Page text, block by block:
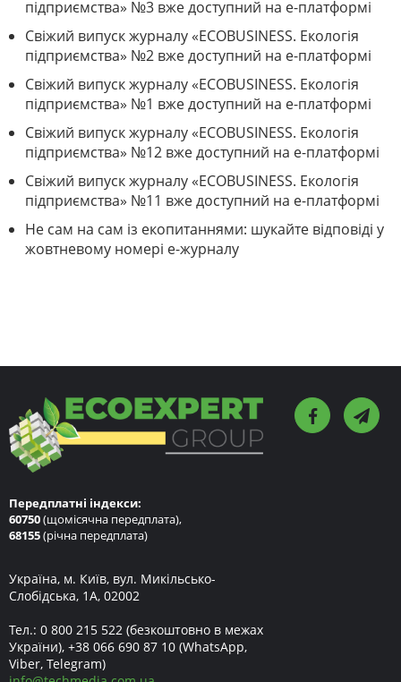
підприємства» №3 вже доступний на е-платформі
Свіжий випуск журналу «ECOBUSINESS. Екологія
підприємства» №2 вже доступний на е-платформі
Свіжий випуск журналу «ECOBUSINESS. Екологія
підприємства» №1 вже доступний на е-платформі
Свіжий випуск журналу «ECOBUSINESS. Екологія
підприємства» №12 вже доступний на е-платформі
Свіжий випуск журналу «ECOBUSINESS. Екологія
підприємства» №11 вже доступний на е-платформі
Не сам на сам із екопитаннями: шукайте відповіді у
жовтневому номері е-журналу
Передплатні індекси:
60750(щомісячна передплата),
68155(річна передплата)
Україна, м. Київ, вул. Микільсько-
Слобідська, 1А, 02002
Тел.: 0 800 215 522 (безкоштовно в межах
України), +38 066 690 87 10 (WhatsApp,
Viber, Telegram)